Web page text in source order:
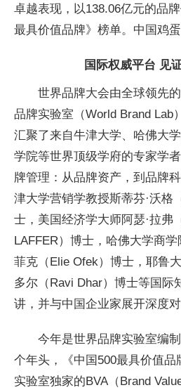
卓越表现，以138.06亿元的品
最具价值品牌》榜单。 中国鸡
国际权威平台 见
世界品牌大会由全球领先
品牌实验室（World Brand Lab
汇聚了来自牛津大学、哈佛大
学院等世界顶级学府的专家学
牌管理：从品牌资产，到品牌
津大学营销学教授斯蒂芬·沃格
士，美国经济学大师阿瑟·拉弗
LAFFER）博士，哈佛大学商学
菲克（Elie Ofek）博士，耶鲁
多尔（Ravi Dhar）博士等国际
讲，并与中国企业家展开深度对
今年是世界品牌实验室编制
个年头，《中国500最具价值
实验室独家的BVA（Brand